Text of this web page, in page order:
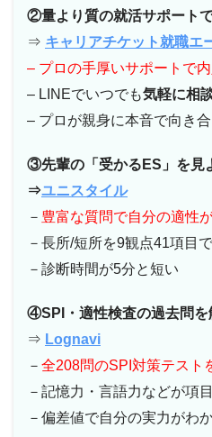
②量より質の就活サポート
⇒ キャリアチケット就職エ
– プロの手厚いサポートで
– LINEでいつでも気軽に相
– プロが親身に本音で向き
③先輩の「受かるES」を見
⇒ユニスタイル
－ 豊富な質問で自分の適性
－長所/短所を9観点41項目
－診断時間が5分と短い
④SPI・適性検査の過去問を
⇒ Lognavi
－ 全208問のSPI対策テスト
－記憶力・言語力などが項
－偏差値で自分の実力がわ